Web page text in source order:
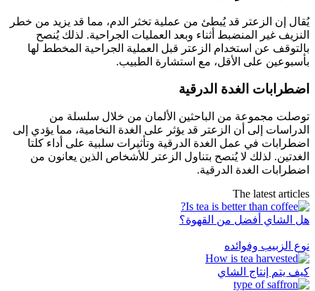
يُقال إن الزعتر قد يُبطئ من عملية تخثر الدم، مما قد يزيد من خطر
النزيف غير المنضبط أثناء وبعد العمليات الجراحية. لذلك يُنصح
بالتوقف عن استخدام الزعتر قبل العملية الجراحية المخطط لها
بأسبوعين على الأقل، مع استشارة الطبيب.
اضطرابات الغدة الدرقية
توصلت مجموعة من الباحثين الألمان من خلال سلسلة من
الدراسات إلى أن الزعتر قد يؤثر على الغدة النخامية، مما يؤدي إلى
اضطرابات في عمل الغدة الدرقية وتأثيرات سلبية على أداء كلتا
الغدتين. لذلك لا يُنصح بتناول الزعتر للأشخاص الذين يعانون من
اضطرابات الغدة الدرقية.
The latest articles
هل الشاي أفضل من القهوة؟
نوع الزبيب وفوائده
كيف يتم إنتاج الشاي